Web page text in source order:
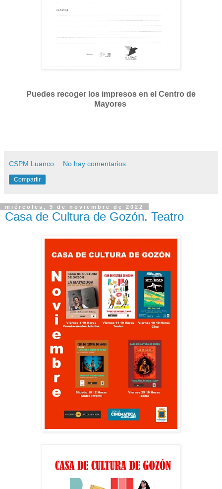
Puedes recoger los impresos en el Centro de
Mayores
CSPM Luanco No hay comentarios:
Compartir
miércoles, 9 de noviembre de 2022
Casa de Cultura de Gozón. Teatro